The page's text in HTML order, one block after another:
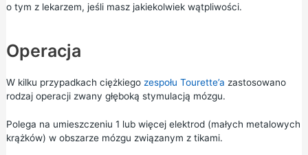
o tym z lekarzem, jeśli masz jakiekolwiek wątpliwości.
Operacja
W kilku przypadkach ciężkiego zespołu Tourette’a zastosowano
rodzaj operacji zwany głęboką stymulacją mózgu.
Polega na umieszczeniu 1 lub więcej elektrod (małych metalowych
krążków) w obszarze mózgu związanym z tikami.